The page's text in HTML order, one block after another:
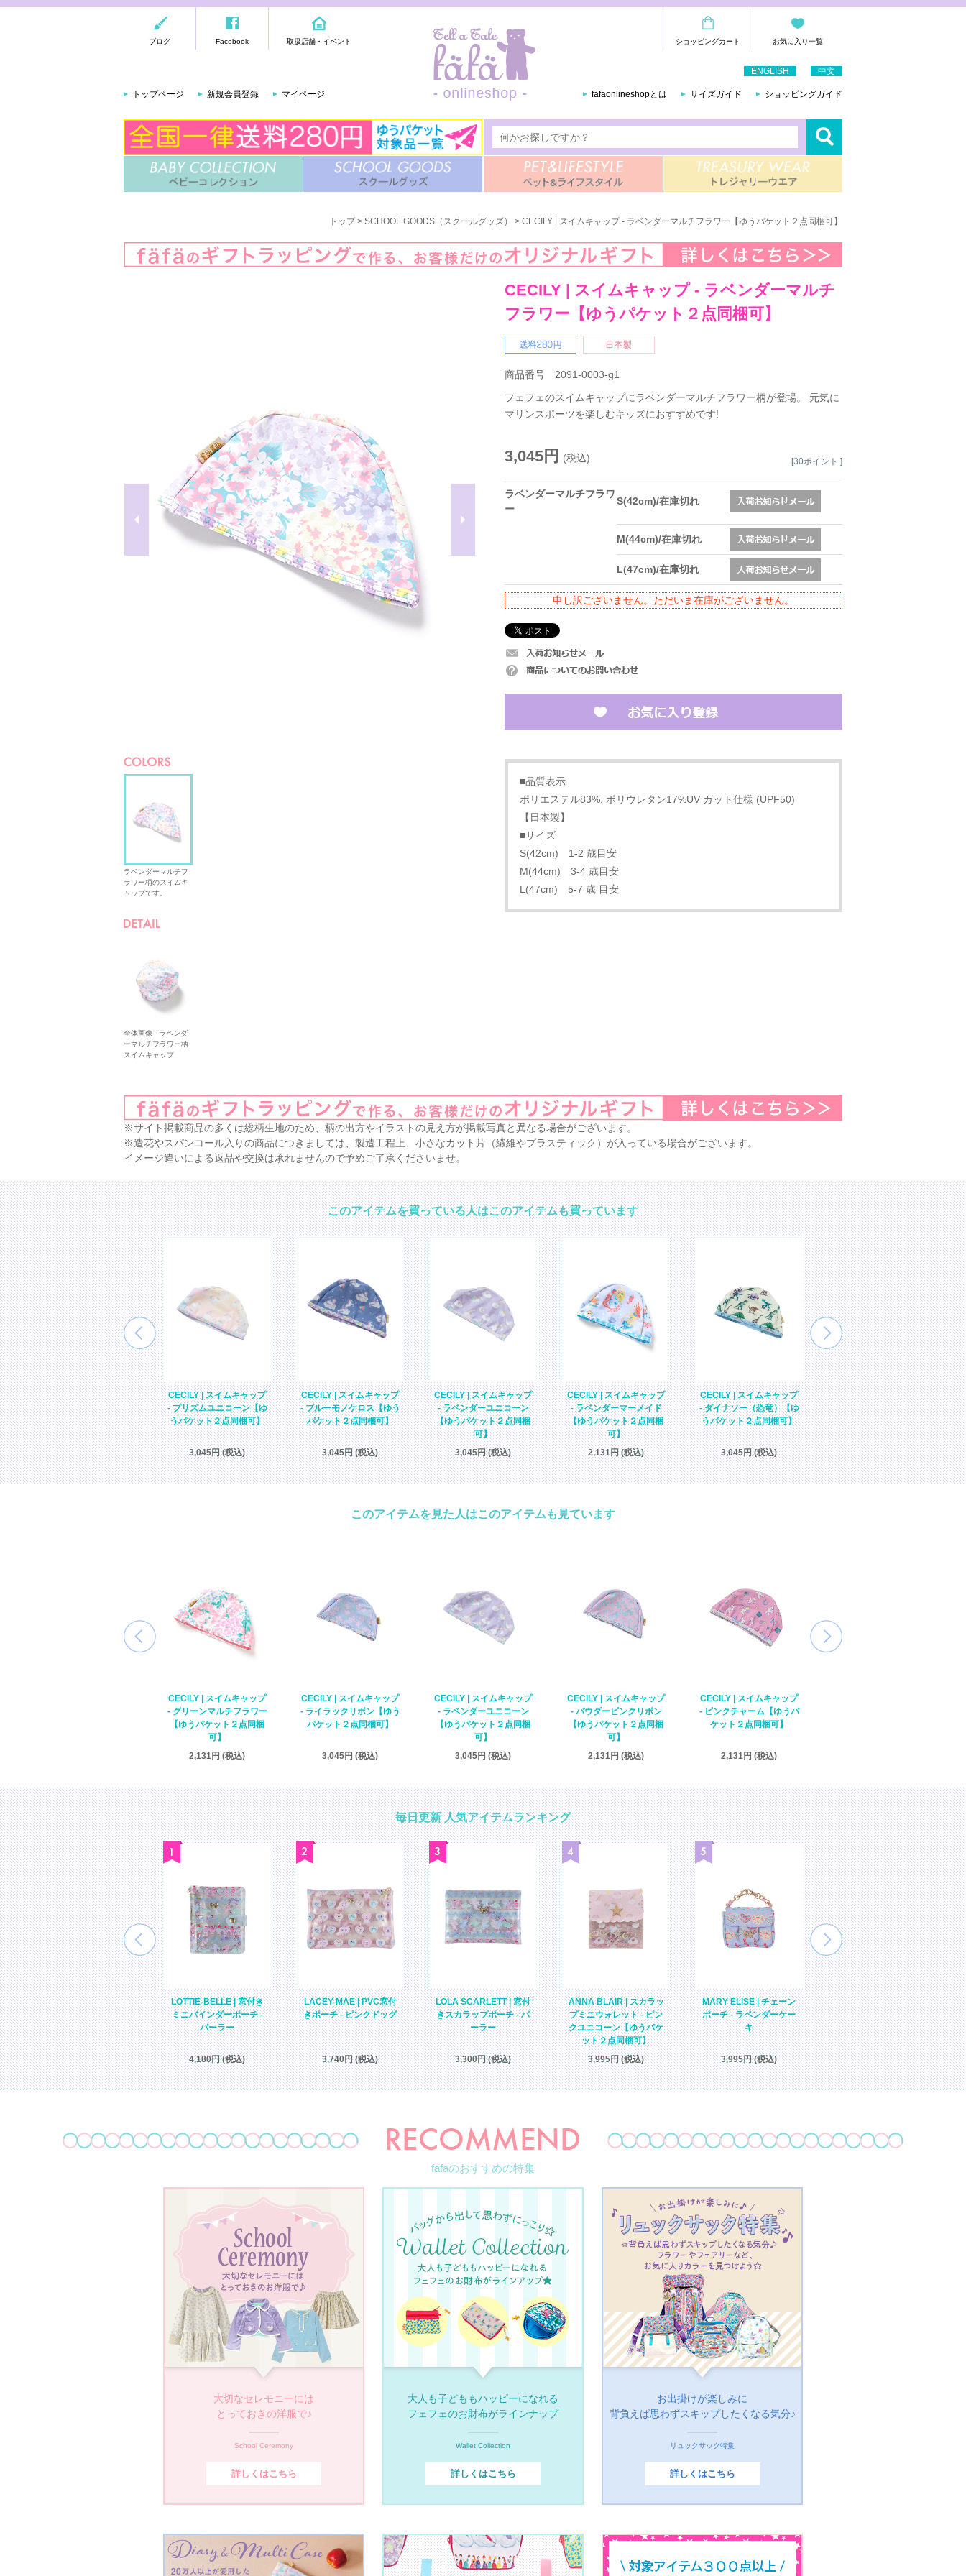
ブログ Facebook 取扱店舗・イベント ショッピングカート お気に入り一覧
ENGLISH 中文
トップページ 新規会員登録 マイページ fafaonlineshopとは サイズガイド ショッピングガイド
トップ> SCHOOL GOODS（スクールグッズ） > CECILY | スイムキャップ - ラベンダーマルチフラワー【ゆうパケット２点同梱可】
CECILY | スイムキャップ - ラベンダーマルチ
フラワー【ゆうパケット２点同梱可】
商品番号 2091-0003-g1
フェフェのスイムキャップにラベンダーマルチフラワー柄が登場。 元気に
マリンスポーツを楽しむキッズにおすすめです!
3,045円 (税込) [30ポイント ]
ラベンダーマルチフラワ
ー
S(42cm)/在庫切れ
M(44cm)/在庫切れ
L(47cm)/在庫切れ
申し訳ございません。ただいま在庫がございません。
■品質表示
ポリエステル83%, ポリウレタン17%UV カット仕様 (UPF50)
【日本製】
■サイズ
S(42cm) 1-2 歳目安
M(44cm) 3-4 歳目安
L(47cm) 5-7 歳 目安
ラベンダーマルチフ
ラワー柄のスイムキ
ャップです。
全体画像 - ラベンダ
ーマルチフラワー柄
スイムキャップ
※サイト掲載商品の多くは総柄生地のため、柄の出方やイラストの見え方が掲載写真と異なる場合がございます。
※造花やスパンコール入りの商品につきましては、製造工程上、小さなカット片（繊維やプラスティック）が入っている場合がございます。
イメージ違いによる返品や交換は承れませんので予めご了承くださいませ。
このアイテムを買っている人はこのアイテムも買っています
CECILY | スイムキャップ
- ラベンダー【ゆうパケッ
ト２点同梱可】
2,131円 (税込)
CECILY | スイムキャップ
- プリズムユニコーン【ゆ
うパケット２点同梱可】
3,045円 (税込)
CECILY | スイムキャップ
- ブルーモノケロス【ゆう
パケット２点同梱可】
3,045円 (税込)
CECILY | スイムキャップ
- ラベンダーユニコーン
【ゆうパケット２点同梱
可】
3,045円 (税込)
CECILY | スイムキャップ
- ラベンダーマーメイド
【ゆうパケット２点同梱
可】
2,131円 (税込)
CECILY | スイムキャップ
- ダイナソー（恐竜）【ゆ
うパケット２点同梱可】
3,045円 (税込)
CECILY | スイムキャップ
- グリーンマルチフラワー
【ゆうパケット２点同梱
可】
2,131円 (税込)
このアイテムを見た人はこのアイテムも見ています
CECILY | スイムキャップ
- グリーンマルチフラワー
【ゆうパケット２点同梱
可】
2,131円 (税込)
CECILY | スイムキャップ
- ライラックリボン【ゆう
パケット２点同梱可】
3,045円 (税込)
CECILY | スイムキャップ
- ラベンダーユニコーン
【ゆうパケット２点同梱
可】
3,045円 (税込)
CECILY | スイムキャップ
- パウダーピンクリボン
【ゆうパケット２点同梱
可】
2,131円 (税込)
CECILY | スイムキャップ
- ピンクチャーム【ゆうパ
ケット２点同梱可】
2,131円 (税込)
毎日更新 人気アイテムランキング
LUNE | キルティングトー
トバッグ - ヴァイオレッ
トモンチッチ
6,325円 (税込)
LOTTIE-BELLE | 窓付き
ミニバインダーポーチ -
パーラー
4,180円 (税込)
LACEY-MAE | PVC窓付
きポーチ - ピンクドッグ
3,740円 (税込)
LOLA SCARLETT | 窓付
きスカラップポーチ - パ
ーラー
3,300円 (税込)
ANNA BLAIR | スカラッ
プミニウォレット - ピン
クユニコーン【ゆうパケ
ット２点同梱可】
3,995円 (税込)
MARY ELISE | チェーン
ポーチ - ラベンダーケー
キ
3,995円 (税込)
MICHALINA | マルチ・母
子手帳ケース(L) - シュガ
ーピンクチムタン
5,610円 (税込)
fafaのおすすめの特集
大切なセレモニーには
とっておきの洋服で♪
School Ceremony
詳しくはこちら
大人も子どももハッピーになれる
フェフェのお財布がラインナップ
Wallet Collection
詳しくはこちら
お出掛けが楽しみに
背負えば思わずスキップしたくなる気分♪
リュックサック特集
詳しくはこちら